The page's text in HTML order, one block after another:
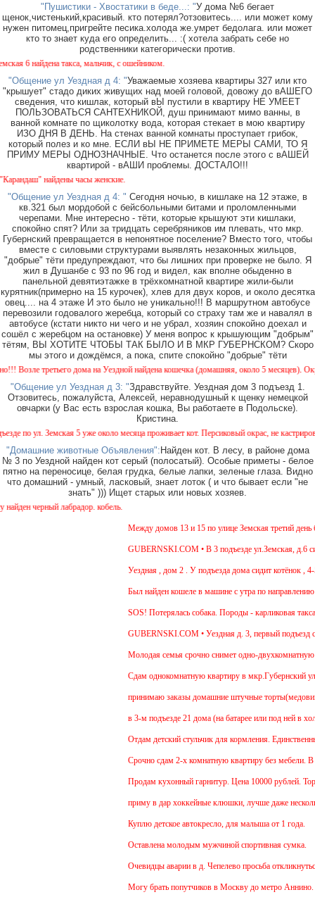
"Пушистики - Хвостатики в беде...: "У дома №6 бегает
щенок,чистенький,красивый. кто потерял?отзовитесь.... или может кому
нужен питомец,пригрейте песика.холода же.умрет бедолага. или может
кто то знает куда его определить... :( хотела забрать себе но
родственники категорически против.
6 найдена такса, мальчик, с ошейником.
"Общение ул Уездная д 4: "Уважаемые хозяева квартиры 327 или кто
"крышует" стадо диких живущих над моей головой, довожу до вАШЕГО
сведения, что кишлак, который вЫ пустили в квартиру НЕ УМЕЕТ
ПОЛЬЗОВАТЬСЯ САНТЕХНИКОЙ, душ принимают мимо ванны, в
ванной комнате по щиколотку вода, которая стекает в мою квартиру
ИЗО ДНЯ В ДЕНЬ. На стенах ванной комнаты проступает грибок,
который полез и ко мне. ЕСЛИ вЫ НЕ ПРИМЕТЕ МЕРЫ САМИ, ТО Я
ПРИМУ МЕРЫ ОДНОЗНАЧНЫЕ. Что останется после этого с вАШЕЙ
квартирой - вАШИ проблемы. ДОСТАЛО!!!
найдены часы женские.
"Общение ул Уездная д 4: " Сегодня ночью, в кишлаке на 12 этаже, в
кв.321 был мордобой с бейсбольными битами и проломленными
черепами. Мне интересно - тёти, которые крышуют эти кишлаки,
спокойно спят? Или за тридцать серебряников им плевать, что мкр.
Губернский превращается в непонятное поселение? Вместо того, чтобы
вместе с силовыми структурами выявлять незаконных жильцов,
"добрые" тёти предупреждают, что бы лишних при проверке не было. Я
жил в Душанбе с 93 по 96 год и видел, как вполне обыденно в
панельной девятиэтажке в трёхкомнатной квартире жили-были
курятник(примерно на 15 курочек), хлев для двух коров, и около десятка
овец.... на 4 этаже И это было не уникально!!! В маршрутном автобусе
перевозили годовалого жеребца, который со страху там же и навалял в
автобусе (кстати никто ни чего и не убрал, хозяин спокойно доехал и
сошёл с жеребцом на остановке) У меня вопрос к крышующим "добрым"
тётям, ВЫ ХОТИТЕ ЧТОБЫ ТАК БЫЛО И В МКР ГУБЕРНСКОМ? Скоро
мы этого и дождёмся, а пока, спите спокойно "добрые" тёти
третьего дома на Уездной найдена кошечка (домашняя, около 5 месяцев).
"Общение ул Уездная д 3: "Здравствуйте. Уездная дом 3 подъезд 1.
Отзовитесь, пожалуйста, Алексей, неравнодушный к щенку немецкой
овчарки (у Вас есть взрослая кошка, Вы работаете в Подольске).
Кристина.
ул. Земская 5 уже около месяца проживает кот. Персиковый окрас, не
"Домашние животные Объявления":Найден кот. В лесу, в районе дома
№ 3 по Уездной найден кот серый (полосатый). Особые приметы - белое
пятно на переносице, белая грудка, белые лапки, зеленые глаза. Видно
что домашний - умный, ласковый, знает лоток ( и что бывает если "не
знать" ))) Ищет старых или новых хозяев.
черный лабрадор. кобель.
Между домов 13 и 15 по улице Земская третий день
GUBERNSKI.COM • В 3 подъезде ул.Земская, д.6
Уездная , дом 2 . У подъезда дома сидит котёнок ,
Был найден кошеле в машине с утра по направлению
SOS! Потерялась собака. Породы - карликовая
GUBERNSKI.COM • Уездная д. 3, первый
Молодая семья срочно снимет одно-двухкомнатную
Cдам однокомнатную квартиру в мкр.Губернский
принимаю заказы домашние штучные торты(медовик,
в 3-м подъезде 21 дома (на батарее или под ней в
Отдам детский стульчик для кормления.
Срочно сдам 2-х комнатную квартиру без мебели. В
Продам кухонный гарнитур. Цена 10000 рублей. Торг
приму в дар хоккейные клюшки, лучше даже
Куплю детское автокресло, для малыша от 1 года.
Оставлена молодым мужчиной спортивная сумка.
Очевидцы аварии в д. Чепелево просьба откликнуться.
Могу брать попутчиков в Москву до метро Аннино.